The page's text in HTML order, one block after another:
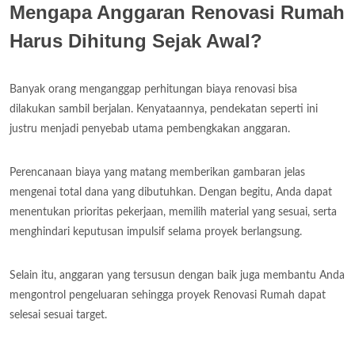
Mengapa Anggaran Renovasi Rumah
Harus Dihitung Sejak Awal?
Banyak orang menganggap perhitungan biaya renovasi bisa
dilakukan sambil berjalan. Kenyataannya, pendekatan seperti ini
justru menjadi penyebab utama pembengkakan anggaran.
Perencanaan biaya yang matang memberikan gambaran jelas
mengenai total dana yang dibutuhkan. Dengan begitu, Anda dapat
menentukan prioritas pekerjaan, memilih material yang sesuai, serta
menghindari keputusan impulsif selama proyek berlangsung.
Selain itu, anggaran yang tersusun dengan baik juga membantu Anda
mengontrol pengeluaran sehingga proyek Renovasi Rumah dapat
selesai sesuai target.